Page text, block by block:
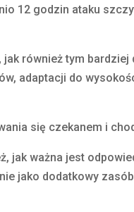
12 godzin ataku
również tym bardziej
adaptacji do
się czekanem i
jak ważna jest
jako dodatkowy